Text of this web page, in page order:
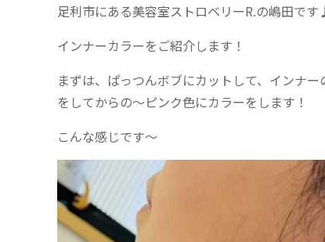
足利市にある美容室ストロベリーR.の嶋田です
インナーカラーをご紹介します！
まずは、ぱっつんボブにカットして、インナ
をしてからの〜ピンク色にカラーをします！
こんな感じです〜